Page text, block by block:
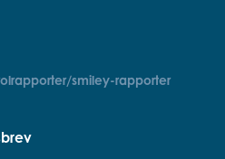
smiley-rapporter